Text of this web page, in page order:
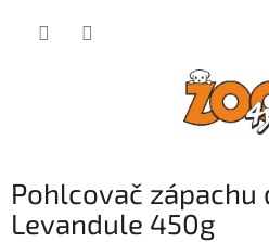
Pohlcovač zápachu
Levandule 450g